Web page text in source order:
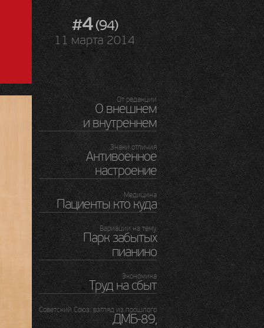
#4(94)
11 марта 2014
От редакции
О внешнем
и внутреннем
Знаки отличия
Антивоенное
настроение
Медицина
Пациенты кто куда
Вариации на тему
Парк забытых
пианино
Экономика
Труд на сбыт
Советский Союз: взгляд из прошлого
ДМБ-89,